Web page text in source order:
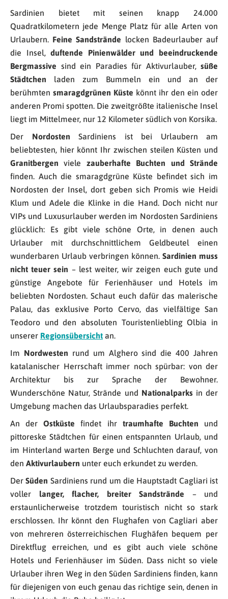
Sardinien bietet mit seinen knapp 24.000
Quadratkilometern jede Menge Platz für alle Arten von
Urlaubern. Feine Sandstrände locken Badeurlauber auf
die Insel,duftende Pinienwälder und beeindruckende
Bergmassive sind ein Paradies für Aktivurlauber, süße
Städtchen laden zum Bummeln ein und an der
berühmten smaragdgrünen Küste könnt ihr den ein oder
anderen Promi spotten. Die zweitgrößte italienische Insel
liegt im Mittelmeer, nur 12 Kilometer südlich von Korsika.
Der Nordosten Sardiniens ist bei Urlaubern am
beliebtesten, hier könnt Ihr zwischen steilen Küsten und
Granitbergen viele zauberhafte Buchten und Strände
finden. Auch die smaragdgrüne Küste befindet sich im
Nordosten der Insel, dort geben sich Promis wie Heidi
Klum und Adele die Klinke in die Hand. Doch nicht nur
VIPs und Luxusurlauber werden im Nordosten Sardiniens
glücklich: Es gibt viele schöne Orte, in denen auch
Urlauber mit durchschnittlichem Geldbeutel einen
wunderbaren Urlaub verbringen können. Sardinien muss
nicht teuer sein – lest weiter, wir zeigen euch gute und
günstige Angebote für Ferienhäuser und Hotels im
beliebten Nordosten. Schaut euch dafür das malerische
Palau, das exklusive Porto Cervo, das vielfältige San
Teodoro und den absoluten Touristenliebling Olbia in
unserer Regionsübersicht an.
Im Nordwesten rund um Alghero sind die 400 Jahren
katalanischer Herrschaft immer noch spürbar: von der
Architektur bis zur Sprache der Bewohner.
Wunderschöne Natur, Strände und Nationalparksin der
Umgebung machen das Urlaubsparadies perfekt.
An derOstküste findet ihr traumhafte Buchten und
pittoreske Städtchen für einen entspannten Urlaub, und
im Hinterland warten Berge und Schluchten darauf, von
den Aktivurlaubern unter euch erkundet zu werden.
DerSüden Sardiniens rund um die Hauptstadt Cagliari ist
voller langer, flacher, breiter Sandstrände – und
erstaunlicherweise trotzdem touristisch nicht so stark
erschlossen. Ihr könnt den Flughafen von Cagliari aber
von mehreren österreichischen Flughäfen bequem per
Direktflug erreichen, und es gibt auch viele schöne
Hotels und Ferienhäuser im Süden. Dass nicht so viele
Urlauber ihren Weg in den Süden Sardiniens finden, kann
für diejenigen von euch genau das richtige sein, denen in